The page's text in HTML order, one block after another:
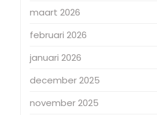
maart 2026
februari 2026
januari 2026
december 2025
november 2025